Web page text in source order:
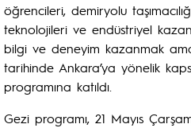
öğrencileri, demiryolu
teknolojileri ve endüstriyel
bilgi ve deneyim kazanmak
tarihinde Ankara’ya yönelik
programına katıldı.
Gezi programı, 21 Mayıs